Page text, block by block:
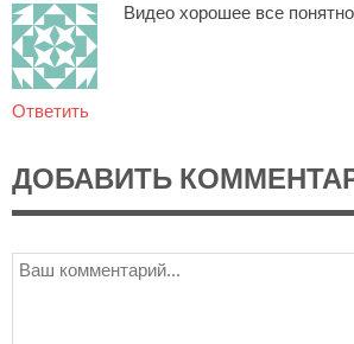
Видео хорошее все
Ответить
ДОБАВИТЬ